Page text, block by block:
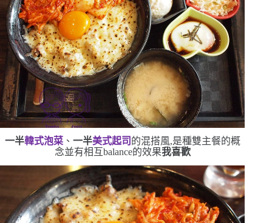
一半韓式泡菜、 一半美式起司 的混搭風,是種雙主餐的概
念並有相互balance的效果我喜歡